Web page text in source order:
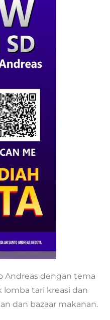
Andreas dengan tema
lomba tari kreasi dan
dan bazaar makanan.